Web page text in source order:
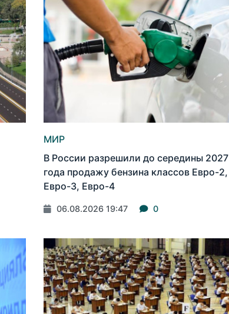
МИР
В России разрешили до середины 2027
года продажу бензина классов Евро-2,
Евро-3, Евро-4
06.08.2026 19:47 0